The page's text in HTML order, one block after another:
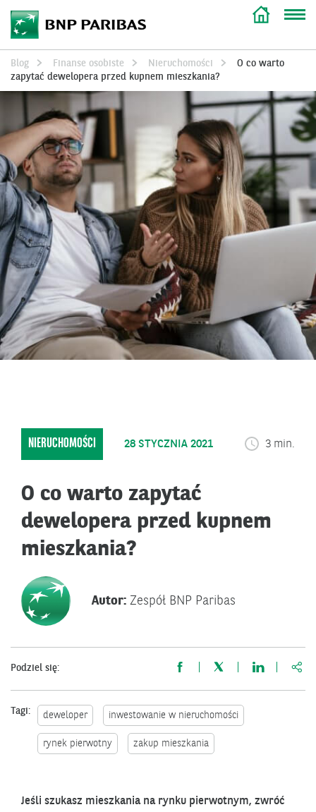
Blog Finanse osobiste Nieruchomości
O co warto
zapytać dewelopera przed kupnem mieszkania?
NIERUCHOMOŚCI 28 STYCZNIA 2021 3 min.
O co warto zapytać
dewelopera przed kupnem
mieszkania?
Autor: Zespół BNP Paribas
Tagi: deweloper inwestowanie w nieruchomości
rynek pierwotny zakup mieszkania
Podziel się:
Jeśli szukasz mieszkania na rynku pierwotnym, zwróć